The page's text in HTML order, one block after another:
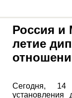
Россия и
летие
Сегодня, 14
установления